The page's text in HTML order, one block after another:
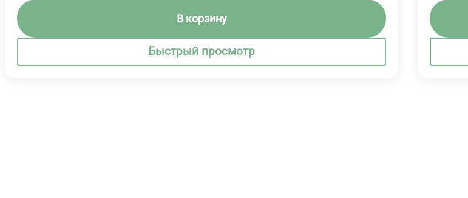
В корзину
Быстрый просмотр